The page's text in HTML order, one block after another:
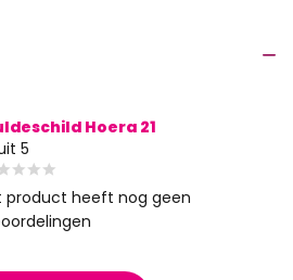
Hoera 21
5
product heeft nog geen